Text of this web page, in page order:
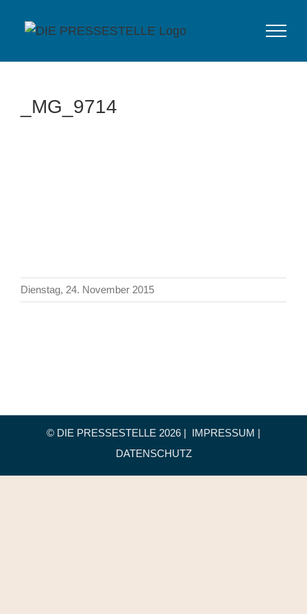
Inhalt
_MG_9714
Dienstag, 24. November 2015
© DIE PRESSESTELLE 2026 | IMPRESSUM |
DATENSCHUTZ